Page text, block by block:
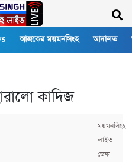
আজকের ময়মনসিংহ আদালত
কাদিজ
ময়মনসিংহ
লাইভ
ডেস্ক